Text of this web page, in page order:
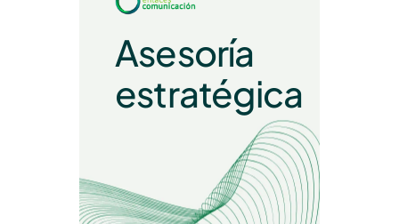
Asesoría
estratégica